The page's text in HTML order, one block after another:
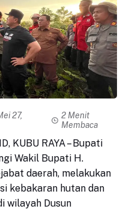
27,
2 Menit
Membaca
KUBU RAYA – Bupati
Wakil Bupati H.
daerah, melakukan
kebakaran hutan dan
wilayah Dusun